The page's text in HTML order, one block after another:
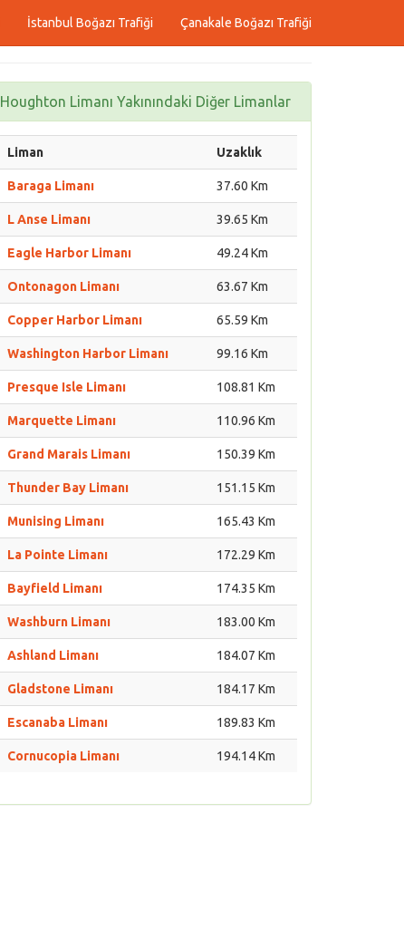
İstanbul Boğazı Trafiği Çanakale Boğazı Trafiği
Houghton Limanı Yakınındaki Diğer Limanlar
Liman Uzaklık
Baraga Limanı 37.60 Km
L Anse Limanı 39.65 Km
Eagle Harbor Limanı 49.24 Km
Ontonagon Limanı 63.67 Km
Copper Harbor Limanı 65.59 Km
Washington Harbor Limanı 99.16 Km
Presque Isle Limanı 108.81 Km
Marquette Limanı 110.96 Km
Grand Marais Limanı 150.39 Km
Thunder Bay Limanı 151.15 Km
Munising Limanı 165.43 Km
La Pointe Limanı 172.29 Km
Bayfield Limanı 174.35 Km
Washburn Limanı 183.00 Km
Ashland Limanı 184.07 Km
Gladstone Limanı 184.17 Km
Escanaba Limanı 189.83 Km
Cornucopia Limanı 194.14 Km